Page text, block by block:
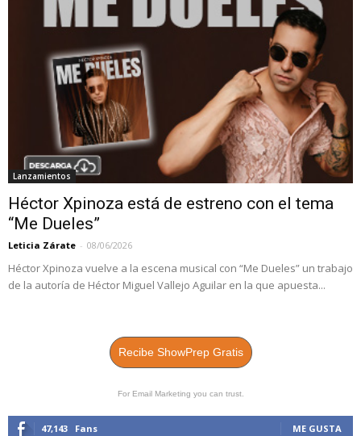
Lanzamientos
Héctor Xpinoza está de estreno con el tema
“Me Dueles”
Leticia Zárate - 08/06/2026
Héctor Xpinoza vuelve a la escena musical con “Me Dueles” un trabajo
de la autoría de Héctor Miguel Vallejo Aguilar en la que apuesta...
Recibe ShowPrep Gratis
For Email Marketing you can trust.
47,143 Fans ME GUSTA